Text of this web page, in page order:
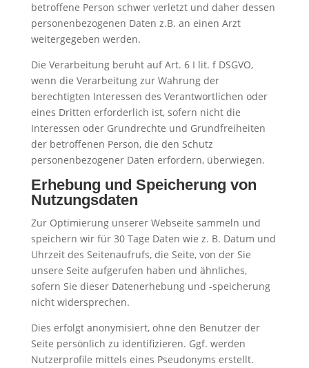
betroffene Person schwer verletzt und daher dessen
personenbezogenen Daten z.B. an einen Arzt
weitergegeben werden.
Die Verarbeitung beruht auf Art. 6 I lit. f DSGVO,
wenn die Verarbeitung zur Wahrung der
berechtigten Interessen des Verantwortlichen oder
eines Dritten erforderlich ist, sofern nicht die
Interessen oder Grundrechte und Grundfreiheiten
der betroffenen Person, die den Schutz
personenbezogener Daten erfordern, überwiegen.
Erhebung und Speicherung von
Nutzungsdaten
Zur Optimierung unserer Webseite sammeln und
speichern wir für 30 Tage Daten wie z. B. Datum und
Uhrzeit des Seitenaufrufs, die Seite, von der Sie
unsere Seite aufgerufen haben und ähnliches,
sofern Sie dieser Datenerhebung und -speicherung
nicht widersprechen.
Dies erfolgt anonymisiert, ohne den Benutzer der
Seite persönlich zu identifizieren. Ggf. werden
Nutzerprofile mittels eines Pseudonyms erstellt.